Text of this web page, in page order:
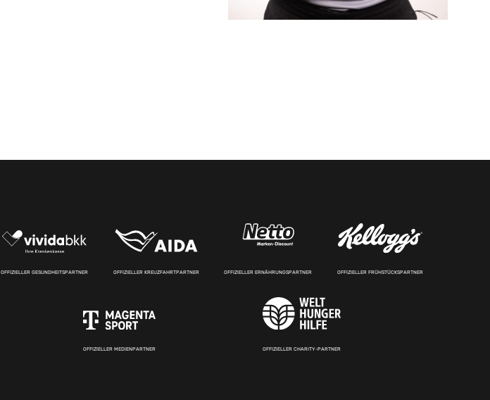
OFFIZIELLER GESUNDHEITSPARTNER OFFIZIELLER KREUZFAHRTPARTNER OFFIZIELLER ERNÄHRUNGSPARTNER OFFIZIELLER FRÜHSTÜCKSPARTNER
OFFIZIELLER MEDIENPARTNER OFFIZIELLER CHARITY-PARTNER